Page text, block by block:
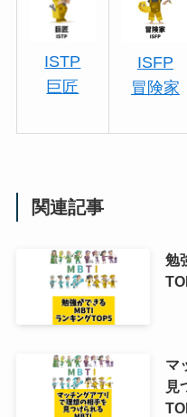
ISTP
巨匠
ISFP
冒険家
関連記事
勉
マ
見